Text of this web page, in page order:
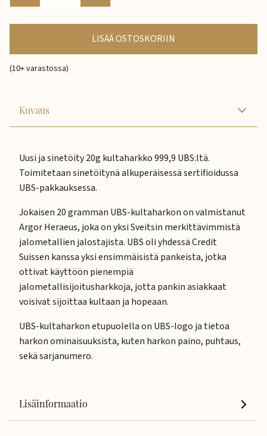
LISÄÄ OSTOSKORIIN
(10+ varastossa)
Kuvaus
Uusi ja sinetöity 20g kultaharkko 999,9 UBS:ltä.
Toimitetaan sinetöitynä alkuperäisessä sertifioidussa
UBS-pakkauksessa.
Jokaisen 20 gramman UBS-kultaharkon on valmistanut
Argor Heraeus, joka on yksi Sveitsin merkittävimmistä
jalometallien jalostajista. UBS oli yhdessä Credit
Suissen kanssa yksi ensimmäisistä pankeista, jotka
ottivat käyttöön pienempiä
jalometallisijoitusharkkoja, jotta pankin asiakkaat
voisivat sijoittaa kultaan ja hopeaan.
UBS-kultaharkon etupuolella on UBS-logo ja tietoa
harkon ominaisuuksista, kuten harkon paino, puhtaus,
sekä sarjanumero.
Lisäinformaatio